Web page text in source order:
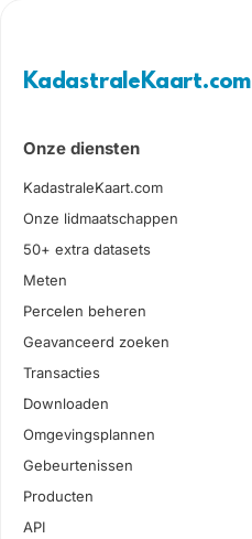
KadastraleKaart.com
Onze diensten
KadastraleKaart.com
Onze lidmaatschappen
50+ extra datasets
Meten
Percelen beheren
Geavanceerd zoeken
Transacties
Downloaden
Omgevingsplannen
Gebeurtenissen
Producten
API